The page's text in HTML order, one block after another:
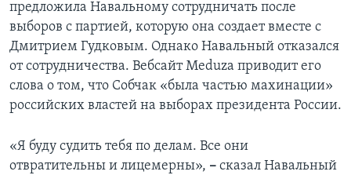
предложила Навальному сотрудничать после
выборов с партией, которую она создает вместе с
Дмитрием Гудковым. Однако Навальный отказался
от сотрудничества. Вебсайт Meduza приводит его
слова о том, что Собчак «была частью махинации»
российских властей на выборах президента России.
«Я буду судить тебя по делам. Все они
отвратительны и лицемерны», – сказал Навальный